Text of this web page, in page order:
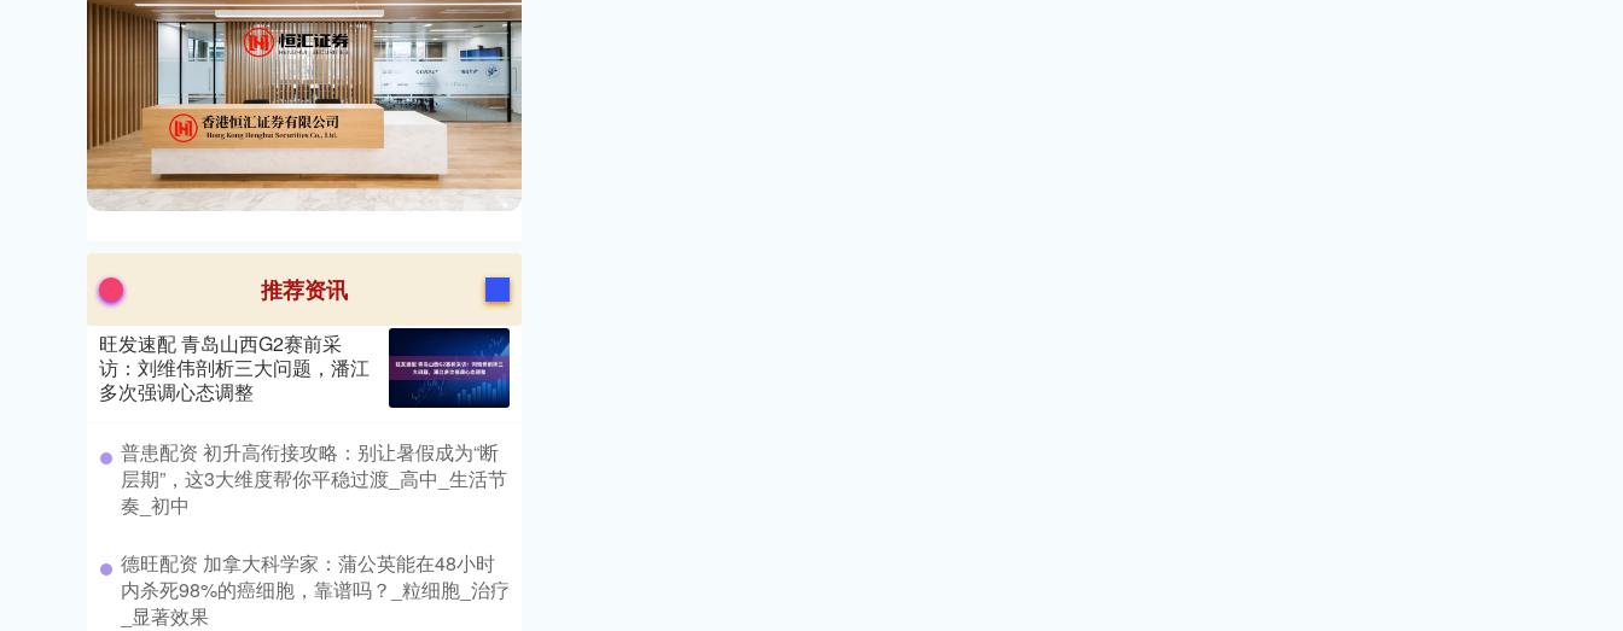
推荐资讯
旺发速配 青岛山西G2赛前采
访：刘维伟剖析三大问题，潘江
多次强调心态调整
​普患配资 初升高衔接攻略：别让暑假成为“断
层期”，这3大维度帮你平稳过渡_高中_生活节
奏_初中
​德旺配资 加拿大科学家：蒲公英能在48小时
内杀死98%的癌细胞，靠谱吗？_粒细胞_治疗
_显著效果